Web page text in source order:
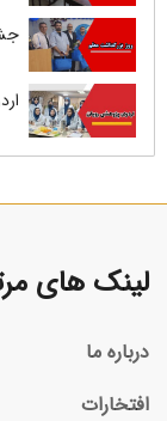
لینک های
درباره ما
افتخارات